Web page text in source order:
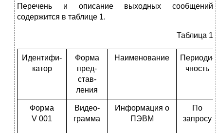
Перечень и описание выходных сообщений
содержится в таблице 1.
Таблица 1
Идентифи-
катор
Форма
пред-
став-
ления
Наименование
Периоди-
чность
Форма
V 001
Видео-
грамма
Информация о
ПЭВМ
По
запросу